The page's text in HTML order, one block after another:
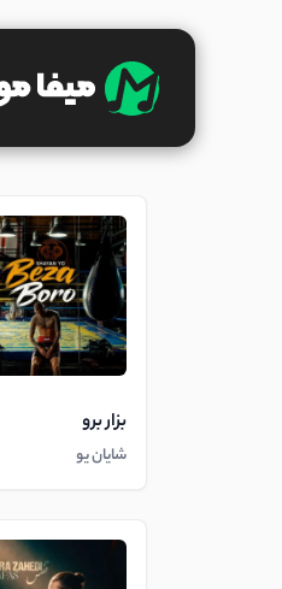
بزار برو
شایان یو